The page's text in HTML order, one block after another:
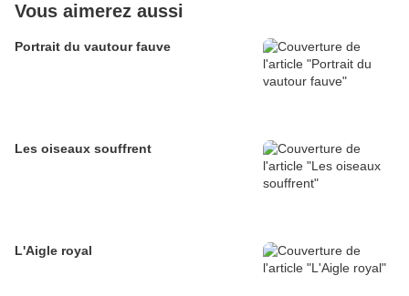
Vous aimerez aussi
Portrait du vautour fauve
Les oiseaux souffrent
L'Aigle royal